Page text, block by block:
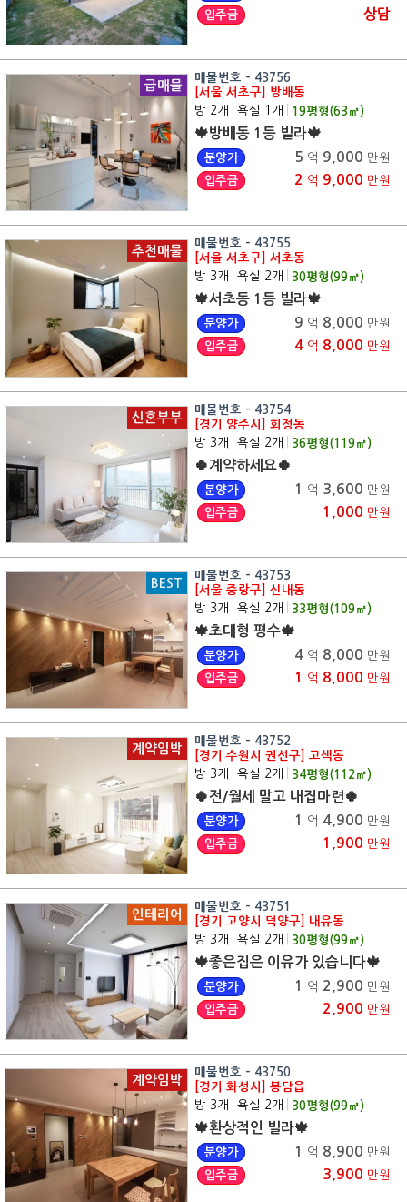
입주금 상담
급매물
매물번호 - 43756
[서울 서초구] 방배동
방 2개
욕실 1개 19평형(63㎡)
🍁방배동 1등 빌라🍁
분양가 5 억 9,000 만원
입주금
2 억 9,000 만원
추천매물
매물번호 - 43755
[서울 서초구] 서초동
방 3개
욕실 2개 30평형(99㎡)
🍁서초동 1등 빌라🍁
분양가 9 억 8,000 만원
입주금
4 억 8,000 만원
신혼부부
매물번호 - 43754
[경기 양주시] 회정동
방 3개
욕실 2개 36평형(119㎡)
🍀계약하세요🍀
분양가 1 억 3,600 만원
입주금
1,000 만원
BEST
매물번호 - 43753
[서울 중랑구] 신내동
방 3개
욕실 2개 33평형(109㎡)
🍁초대형 평수🍁
분양가 4 억 8,000 만원
입주금
1 억 8,000 만원
계약임박
매물번호 - 43752
[경기 수원시 권선구] 고색동
방 3개
욕실 2개 34평형(112 ㎡)
🍀전/월세 말고 내집마련🍀
분양가 1 억 4,900 만원
입주금
1,900 만원
인테리어
매물번호 - 43751
[경기 고양시 덕양구] 내유동
방 3개
욕실 2개 30평형(99㎡)
🍁좋은집은 이유가 있습니다🍁
분양가 1 억 2,900 만원
입주금
2,900 만원
계약임박
매물번호 - 43750
[경기 화성시] 봉담읍
방 3개
욕실 2개 30평형(99㎡)
🍁환상적인 빌라🍁
분양가 1 억 8,900 만원
입주금
3,900 만원